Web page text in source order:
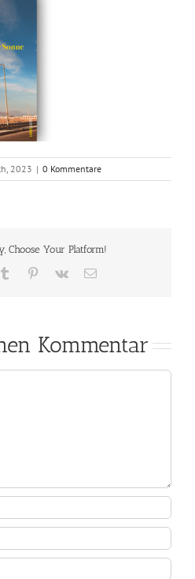
2023 | 0 Kommentare
Choose Your Platform!
Tumblr Pinterest
Vk
E-
Kommentar